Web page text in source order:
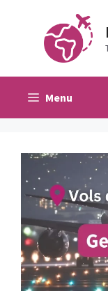
contenu
Menu